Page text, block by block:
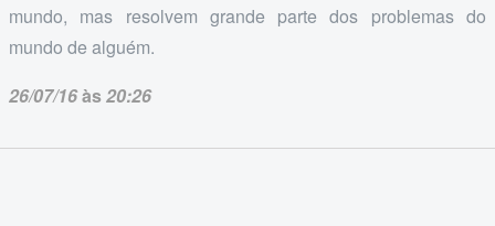
mundo, mas resolvem grande parte dos problemas do
mundo de alguém.
26/07/16às20:26